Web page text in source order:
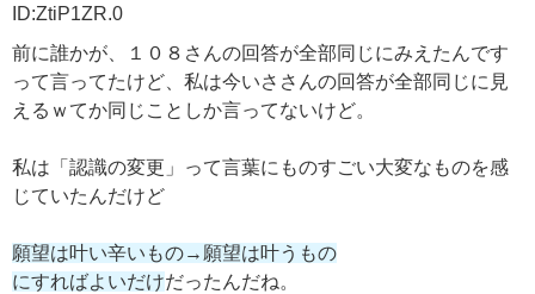
ID:ZtiP1ZR.0
前に誰かが、１０８さんの回答が全部同じにみえたんです
って言ってたけど、私は今いささんの回答が全部同じに見
えるｗてか同じことしか言ってないけど。
私は「認識の変更」って言葉にものすごい大変なものを感
じていたんだけど
願望は叶い辛いもの→願望は叶うもの
にすればよいだけだったんだね。